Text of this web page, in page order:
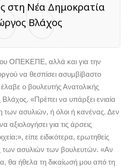
στη Νέα Δημοκρατία
Βλάχος
ΟΠΕΚΕΠΕ, αλλά και για την
να θεσπίσει ασυμβίβαστο
ο βουλευτής Ανατολικής
«Πρέπει να υπάρξει ενιαία
των ασυλιών, ή όλοι ή κανένας. Δεν
για τις άρσεις
είπε ειδικότερα, ερωτηθείς
των ασυλιών των βουλευτών. «Αν
θα ήθελα τη δικαίωσή μου από τη